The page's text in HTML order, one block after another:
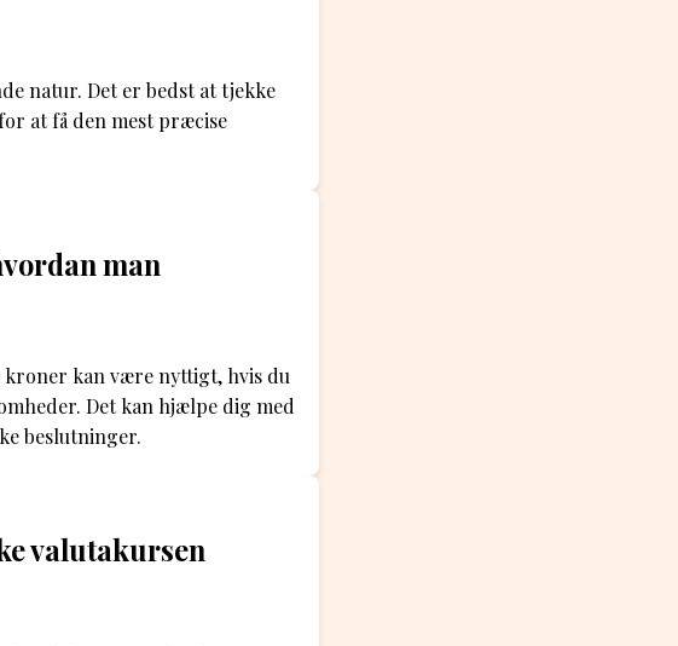
natur. Det er bedst at tjekke
at få den mest præcise
man
kroner kan være nyttigt, hvis du
Det kan hjælpe dig med
beslutninger.
valutakursen